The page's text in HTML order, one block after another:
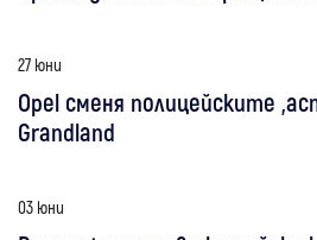
27 юни
Opel сменя полицейските
Grandland
03 юни